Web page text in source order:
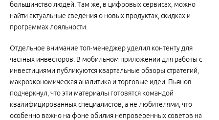
большинство людей. Там же, в цифровых сервисах, можно
найти актуальные сведения о новых продуктах, скидках и
программах лояльности.
Отдельное внимание топ-менеджер уделил контенту для
частных инвесторов. В мобильном приложении для работы с
инвестициями публикуются квартальные обзоры стратегий,
макроэкономическая аналитика и торговые идеи. Пьянов
подчеркнул, что эти материалы готовятся командой
квалифицированных специалистов, а не любителями, что
особенно важно на фоне обилия непроверенных советов на